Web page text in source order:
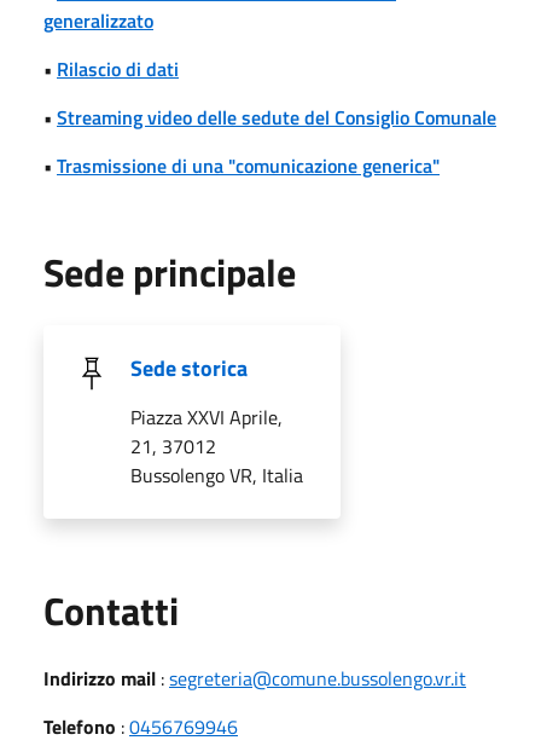
generalizzato
• Rilascio di dati
• Streaming video delle sedute del Consiglio Comunale
• Trasmissione di una "comunicazione generica"
Sede principale
Sede storica
Piazza XXVI Aprile,
21, 37012
Bussolengo VR, Italia
Contatti
Indirizzo mail :segreteria@comune.bussolengo.vr.it
Telefono :0456769946